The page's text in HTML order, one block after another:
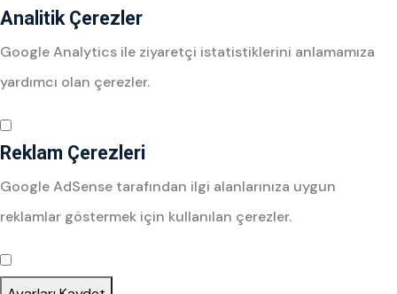
Analitik Çerezler
Google Analytics ile ziyaretçi istatistiklerini anlamamıza
yardımcı olan çerezler.
Reklam Çerezleri
Google AdSense tarafından ilgi alanlarınıza uygun
reklamlar göstermek için kullanılan çerezler.